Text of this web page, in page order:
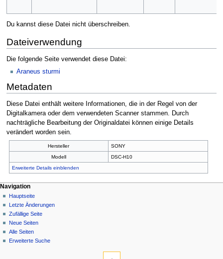
Du kannst diese Datei nicht überschreiben.
Dateiverwendung
Die folgende Seite verwendet diese Datei:
Araneus sturmi
Metadaten
Diese Datei enthält weitere Informationen, die in der Regel von der
Digitalkamera oder dem verwendeten Scanner stammen. Durch
nachträgliche Bearbeitung der Originaldatei können einige Details
verändert worden sein.
Hersteller
SONY
Modell
DSC-H10
Erweiterte Details einblenden
Navigation
Hauptseite
Letzte Änderungen
Zufällige Seite
Neue Seiten
Alle Seiten
Erweiterte Suche